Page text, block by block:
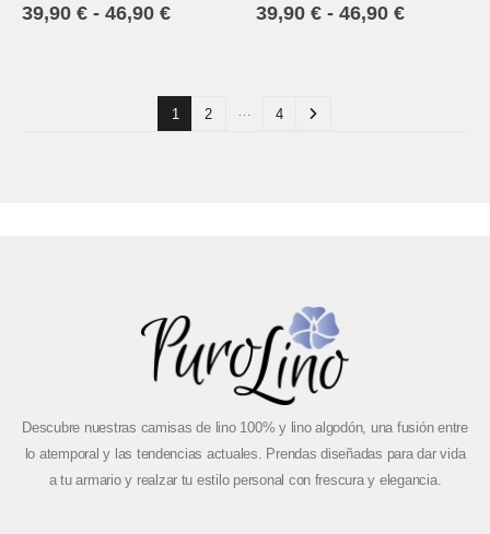
39,90 € - 46,90 € 39,90 € - 46,90 €
1 2 4
Descubre nuestras camisas de lino 100% y lino algodón, una fusión entre
lo atemporal y las tendencias actuales. Prendas diseñadas para dar vida
a tu armario y realzar tu estilo personal con frescura y elegancia.